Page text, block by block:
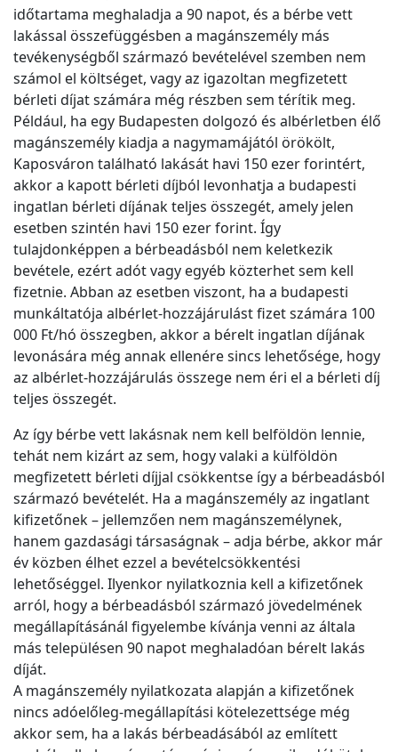
időtartama meghaladja a 90 napot, és a bérbe vett
lakással összefüggésben a magánszemély más
tevékenységből származó bevételével szemben nem
számol el költséget, vagy az igazoltan megfizetett
bérleti díjat számára még részben sem térítik meg.
Például, ha egy Budapesten dolgozó és albérletben élő
magánszemély kiadja a nagymamájától örökölt,
Kaposváron található lakását havi 150 ezer forintért,
akkor a kapott bérleti díjból levonhatja a budapesti
ingatlan bérleti díjának teljes összegét, amely jelen
esetben szintén havi 150 ezer forint. Így
tulajdonképpen a bérbeadásból nem keletkezik
bevétele, ezért adót vagy egyéb közterhet sem kell
fizetnie. Abban az esetben viszont, ha a budapesti
munkáltatója albérlet-hozzájárulást fizet számára 100
000 Ft/hó összegben, akkor a bérelt ingatlan díjának
levonására még annak ellenére sincs lehetősége, hogy
az albérlet-hozzájárulás összege nem éri el a bérleti díj
teljes összegét.
Az így bérbe vett lakásnak nem kell belföldön lennie,
tehát nem kizárt az sem, hogy valaki a külföldön
megfizetett bérleti díjjal csökkentse így a bérbeadásból
származó bevételét. Ha a magánszemély az ingatlant
kifizetőnek – jellemzően nem magánszemélynek,
hanem gazdasági társaságnak – adja bérbe, akkor már
év közben élhet ezzel a bevételcsökkentési
lehetőséggel. Ilyenkor nyilatkoznia kell a kifizetőnek
arról, hogy a bérbeadásból származó jövedelmének
megállapításánál figyelembe kívánja venni az általa
más településen 90 napot meghaladóan bérelt lakás
díját.
A magánszemély nyilatkozata alapján a kifizetőnek
nincs adóelőleg-megállapítási kötelezettsége még
akkor sem, ha a lakás bérbeadásából az említett